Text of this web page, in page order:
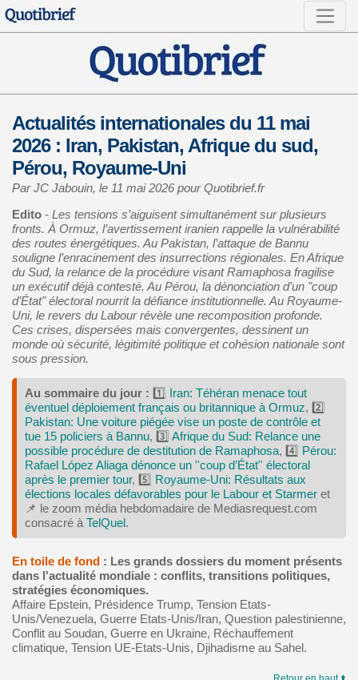
Actualités internationales du 11 mai
2026 : Iran, Pakistan, Afrique du sud,
Pérou, Royaume-Uni
Par JC Jabouin, le 11 mai 2026 pour Quotibrief.fr
Edito - Les tensions s’aiguisent simultanément sur plusieurs
fronts. À Ormuz, l’avertissement iranien rappelle la vulnérabilité
des routes énergétiques. Au Pakistan, l’attaque de Bannu
souligne l’enracinement des insurrections régionales. En Afrique
du Sud, la relance de la procédure visant Ramaphosa fragilise
un exécutif déjà contesté. Au Pérou, la dénonciation d’un "coup
d’État" électoral nourrit la défiance institutionnelle. Au Royaume-
Uni, le revers du Labour révèle une recomposition profonde.
Ces crises, dispersées mais convergentes, dessinent un
monde où sécurité, légitimité politique et cohésion nationale sont
sous pression.
Au sommaire du jour : 1️⃣ Iran: Téhéran menace tout
éventuel déploiement français ou britannique à Ormuz, 2️⃣
Pakistan: Une voiture piégée vise un poste de contrôle et
tue 15 policiers à Bannu, 3️⃣ Afrique du Sud: Relance une
possible procédure de destitution de Ramaphosa, 4️⃣ Pérou:
Rafael López Aliaga dénonce un ''coup d’État'' électoral
après le premier tour, 5️⃣ Royaume‑Uni: Résultats aux
élections locales défavorables pour le Labour et Starmer et
📌 le zoom média hebdomadaire de Mediasrequest.com
consacré à TelQuel.
En toile de fond : Les grands dossiers du moment présents
dans l'actualité mondiale : conflits, transitions politiques,
stratégies économiques.
Affaire Epstein, Présidence Trump, Tension Etats-
Unis/Venezuela, Guerre Etats-Unis/Iran, Question palestinienne,
Conflit au Soudan, Guerre en Ukraine, Réchauffement
climatique, Tension UE-Etats-Unis, Djihadisme au Sahel.